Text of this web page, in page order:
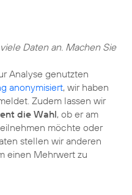
Daten an. Machen Sie
Analyse genutzten
anonymisiert, wir haben
Zudem lassen wir
die Wahl, ob er am
möchte oder
stellen wir anderen
einen Mehrwert zu